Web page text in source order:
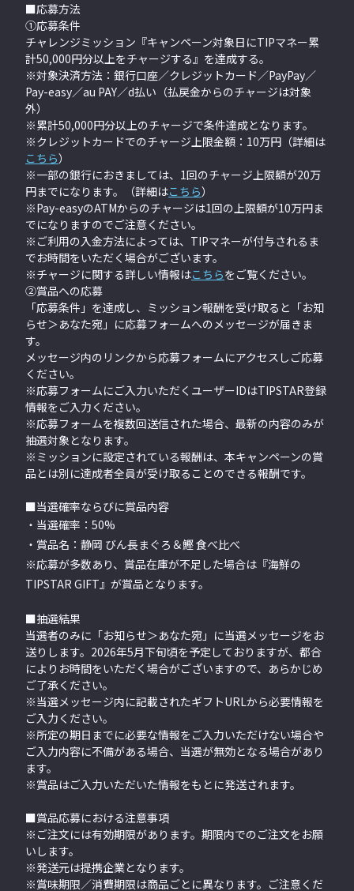
■応募方法
①応募条件
チャレンジミッション『キャンペーン対象日にTIPマネー累
計50,000円分以上をチャージする』を達成する。
※対象決済方法：銀行口座／クレジットカード／PayPay／
Pay-easy／au PAY／d払い（払戻金からのチャージは対象
外）
※累計50,000円分以上のチャージで条件達成となります。
※クレジットカードでのチャージ上限金額：10万円（詳細は
こちら）
※一部の銀行におきましては、1回のチャージ上限額が20万
円までになります。（詳細はこちら）
※Pay-easyのATMからのチャージは1回の上限額が10万円ま
でになりますのでご注意ください。
※ご利用の入金方法によっては、TIPマネーが付与されるま
でお時間をいただく場合がございます。
※チャージに関する詳しい情報はこちらをご覧ください。
②賞品への応募
「応募条件」を達成し、ミッション報酬を受け取ると「お知
らせ＞あなた宛」に応募フォームへのメッセージが届きま
す。
メッセージ内のリンクから応募フォームにアクセスしご応募
ください。
※応募フォームにご入力いただくユーザーIDはTIPSTAR登録
情報をご入力ください。
※応募フォームを複数回送信された場合、最新の内容のみが
抽選対象となります。
※ミッションに設定されている報酬は、本キャンペーンの賞
品とは別に達成者全員が受け取ることのできる報酬です。
■当選確率ならびに賞品内容
・当選確率：50%
・賞品名：静岡 びん長まぐろ＆鰹 食べ比べ
※応募が多数あり、賞品在庫が不足した場合は『海鮮の
TIPSTAR GIFT』が賞品となります。
■抽選結果
当選者のみに「お知らせ＞あなた宛」に当選メッセージをお
送りします。2026年5月下旬頃を予定しておりますが、都合
によりお時間をいただく場合がございますので、あらかじめ
ご了承ください。
※当選メッセージ内に記載されたギフトURLから必要情報を
ご入力ください。
※所定の期日までに必要な情報をご入力いただけない場合や
ご入力内容に不備がある場合、当選が無効となる場合があり
ます。
※賞品はご入力いただいた情報をもとに発送されます。
■賞品応募における注意事項
※ご注文には有効期限があります。期限内でのご注文をお願
いします。
※発送元は提携企業となります。
※賞味期限／消費期限は商品ごとに異なります。ご注意くだ